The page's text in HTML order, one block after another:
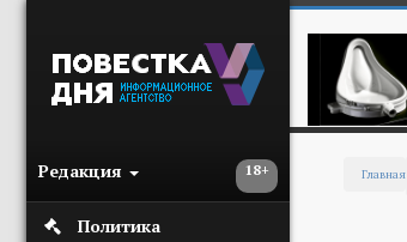
18+
Редакция
Политика
Главная